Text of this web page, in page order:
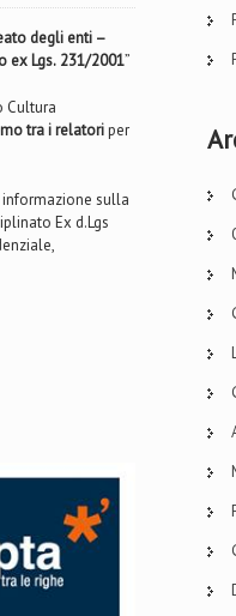
degli enti –
ex Lgs. 231/2001”
Cultura
tra i relatoriper
sulla
Ex d.Lgs